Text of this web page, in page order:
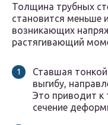
Толщина трубных
становится меньше
возникающих
растягивающий
Ставшая тонкой
выгибу,
Это приводит к
сечение